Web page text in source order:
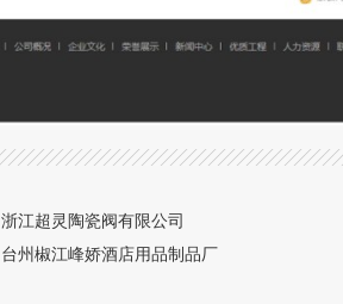
浙江超灵陶瓷阀有限公司
台州椒江峰娇酒店用品制品厂